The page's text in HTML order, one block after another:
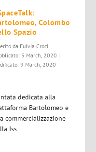
Colombo
Spazio
da Fulvia Croci
5 March, 2020 |
9 March, 2020
dedicata alla
Bartolomeo e
commercializzazione
Iss